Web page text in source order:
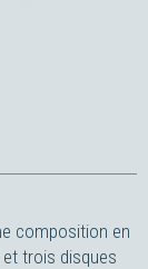
composition en
trois disques